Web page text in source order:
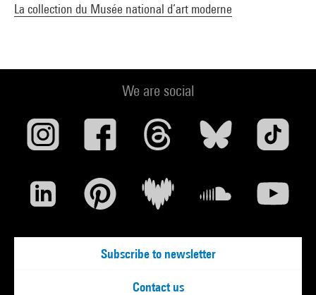
La collection du Musée national d’art moderne
We are social
Subscribe to newsletter
Contact us